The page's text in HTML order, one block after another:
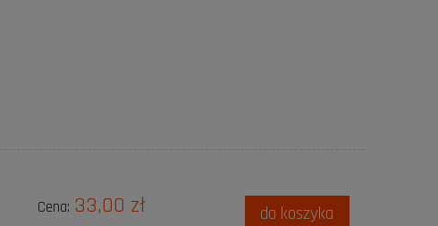
Cena: 33,00 zł do koszyka